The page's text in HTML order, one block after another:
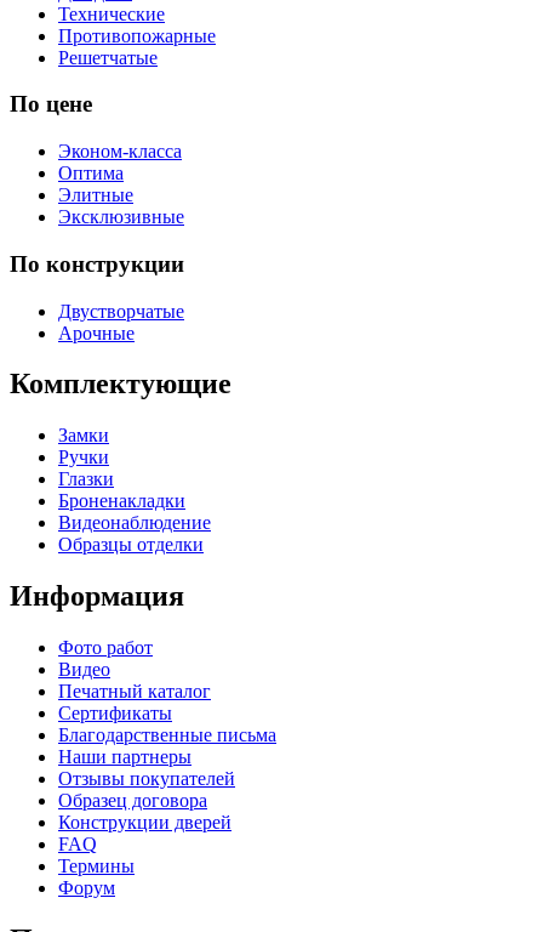
Технические
Противопожарные
Решетчатые
По цене
Эконом-класса
Оптима
Элитные
Эксклюзивные
По конструкции
Двустворчатые
Арочные
Комплектующие
Замки
Ручки
Глазки
Броненакладки
Видеонаблюдение
Образцы отделки
Информация
Фото работ
Видео
Печатный каталог
Сертификаты
Благодарственные письма
Наши партнеры
Отзывы покупателей
Образец договора
Конструкции дверей
FAQ
Термины
Форум